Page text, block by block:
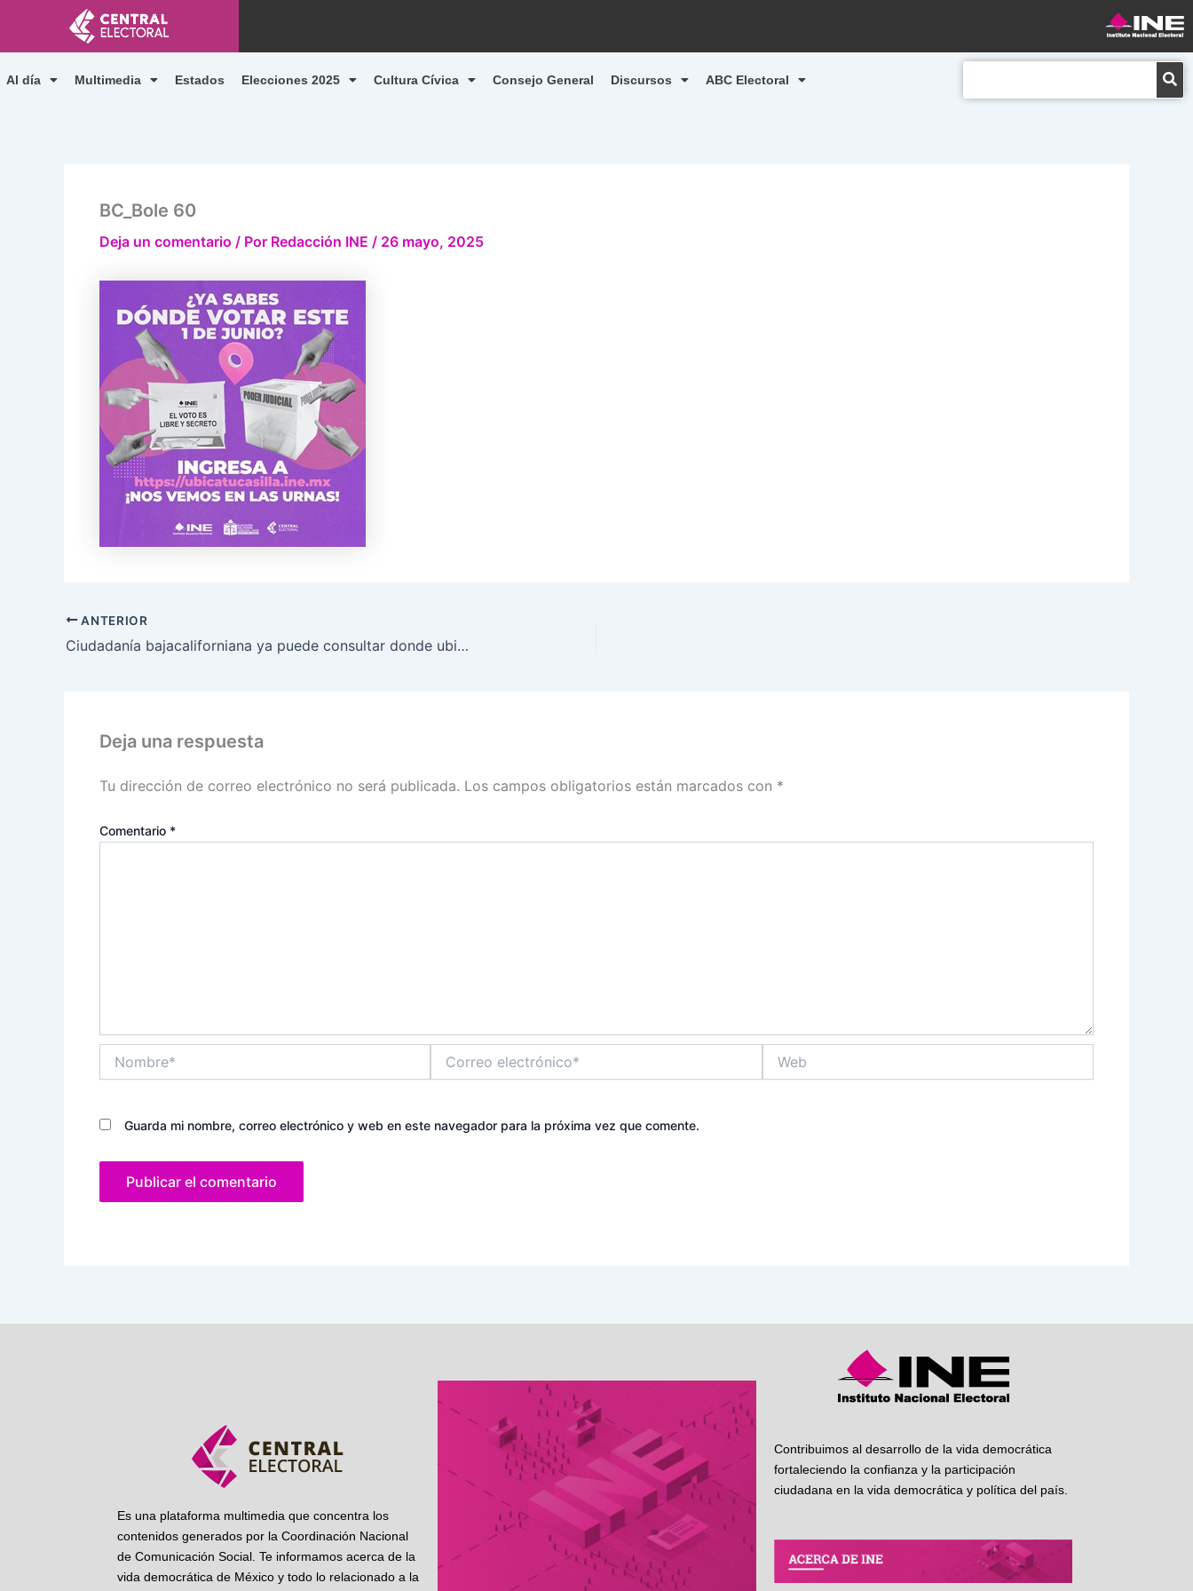
contenido
Al día Multimedia Estados Elecciones 2025 Cultura Cívica Consejo General Discursos ABC Electoral
BC_Bole 60
Deja un comentario / Por Redacción INE / 26 mayo, 2025
ANTERIOR
Ciudadanía bajacaliforniana ya puede consultar donde ubicar su casilla: INE Baja California
Deja una respuesta
Tu dirección de correo electrónico no será publicada. Los campos obligatorios están marcados con *
Comentario *
electrónico*
Guarda mi nombre, correo electrónico y web en este navegador para la próxima vez que comente.
Es una plataforma multimedia que concentra los
contenidos generados por la Coordinación Nacional
de Comunicación Social. Te informamos acerca de la
vida democrática de México y todo lo relacionado a la
Contribuimos al desarrollo de la vida democrática
fortaleciendo la confianza y la participación
ciudadana en la vida democrática y política del país.